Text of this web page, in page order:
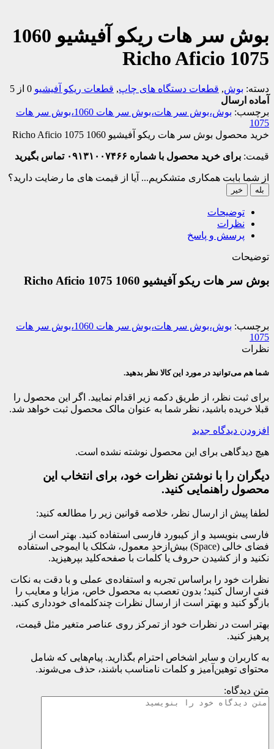
بوش سر هات ریکو آفیشیو 1060
1075 Richo Aficio
دسته: بوش, قطعات دستگاه های چاپ, قطعات ریکو آفیشیو 0 از 5
آماده ارسال
برچسب:
بوش،بوش سر هات،بوش سر هات 1060،بوش سر هات
1075
خرید محصول بوش سر هات ریکو آفیشیو 1060 1075 Richo Aficio
قیمت: برای خرید محصول با شماره ۰۹۱۳۱۰۰۷۴۶۶ تماس بگیرید
از شما بابت همکاری متشکریم... آیا از قیمت های ما رضایت دارید؟
بله خیر
توضیحات
نظرات
پرسش و پاسخ
توضیحات
بوش سر هات ریکو آفیشیو 1060 1075 Richo Aficio
برچسب:
بوش،بوش سر هات،بوش سر هات 1060،بوش سر هات
1075
نظرات
شما هم می‌توانید در مورد این کالا نظر بدهید.
برای ثبت نظر، از طریق دکمه زیر اقدام نمایید. اگر این محصول را
قبلا خریده باشید، نظر شما به عنوان مالک محصول ثبت خواهد شد.
افزودن دیدگاه جدید
هیچ دیدگاهی برای این محصول نوشته نشده است.
دیگران را با نوشتن نظرات خود، برای انتخاب این
محصول راهنمایی کنید.
لطفا پیش از ارسال نظر، خلاصه قوانین زیر را مطالعه کنید:
فارسی بنویسید و از کیبورد فارسی استفاده کنید. بهتر است از
فضای خالی (Space) بیش‌از‌حدِ معمول، شکلک یا ایموجی استفاده
نکنید و از کشیدن حروف یا کلمات با صفحه‌کلید بپرهیزید.
نظرات خود را براساس تجربه و استفاده‌ی عملی و با دقت به نکات
فنی ارسال کنید؛ بدون تعصب به محصول خاص، مزایا و معایب را
بازگو کنید و بهتر است از ارسال نظرات چندکلمه‌‌ای خودداری کنید.
بهتر است در نظرات خود از تمرکز روی عناصر متغیر مثل قیمت،
پرهیز کنید.
به کاربران و سایر اشخاص احترام بگذارید. پیام‌هایی که شامل
محتوای توهین‌آمیز و کلمات نامناسب باشند، حذف می‌شوند.
متن دیدگاه: